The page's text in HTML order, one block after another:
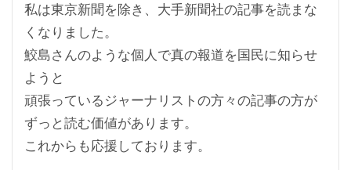
私は東京新聞を除き、大手新聞社の記事を読まな
くなりました。
鮫島さんのような個人で真の報道を国民に知らせ
ようと
頑張っているジャーナリストの方々の記事の方が
ずっと読む価値があります。
これからも応援しております。